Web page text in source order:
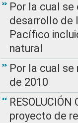
Por la cual
desarrollo de
Pacífico
natural
Por la cual se
de 2010
proyecto de